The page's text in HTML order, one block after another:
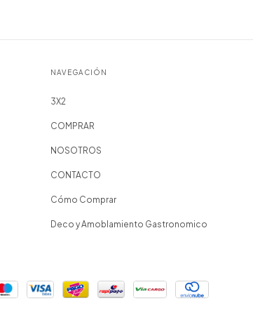
NAVEGACIÓN
3X2
COMPRAR
NOSOTROS
CONTACTO
Cómo Comprar
Deco y Amoblamiento Gastronomico